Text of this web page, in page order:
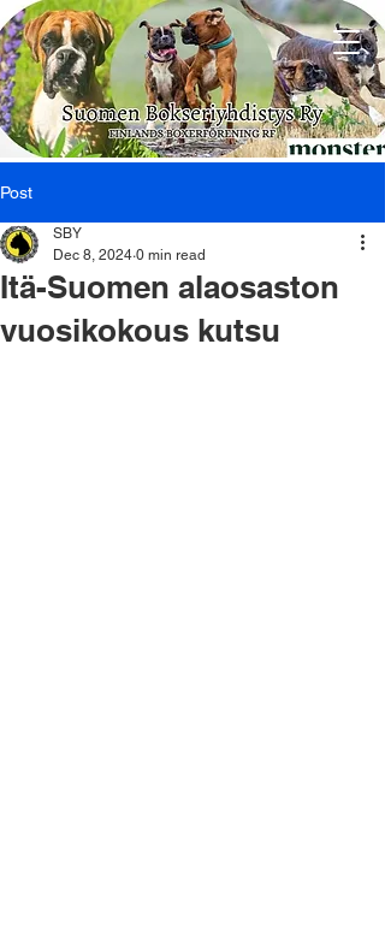
Post
Itä-Suomen alaosaston
vuosikokous kutsu
SBY
Dec 8, 2024 0 min read